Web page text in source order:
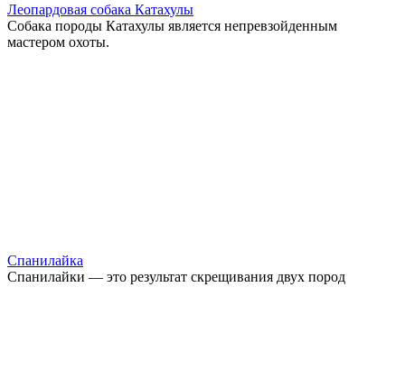
Леопардовая собака Катахулы
Собака породы Катахулы является непревзойденным
мастером охоты.
Спанилайка
Спанилайки — это результат скрещивания двух пород